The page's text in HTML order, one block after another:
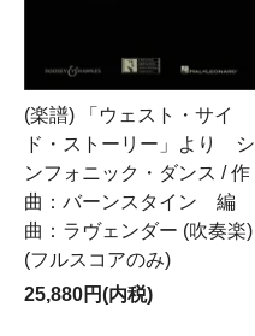
(楽譜) 「ウェスト・サイ
ド・ストーリー」より シ
ンフォニック・ダンス / 作
曲：バーンスタイン 編
曲：ラヴェンダー (吹奏楽)
(フルスコアのみ)
25,880円(内税)